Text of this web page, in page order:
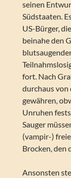
seinen
Südstaaten.
US-Bürger,
beinahe den
fort. Nach
durchaus von
gewähren,
Unruhen
Sauger
(vampir-)
Brocken, den
Ansonsten